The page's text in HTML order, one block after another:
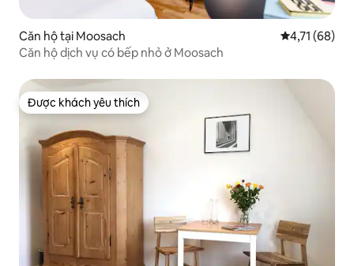
Căn hộ tại Moosach Xếp hạng
4,71 (68)
Căn hộ dịch vụ có bếp nhỏ ở Moosach
Được khách yêu thích
Được khách yêu thích